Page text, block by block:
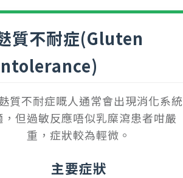
質不耐症(Gluten
質不耐症嘅人通常會出現消化系統
，但過敏反應唔似乳糜瀉患者咁嚴
重，症狀較為輕微。
主要症狀